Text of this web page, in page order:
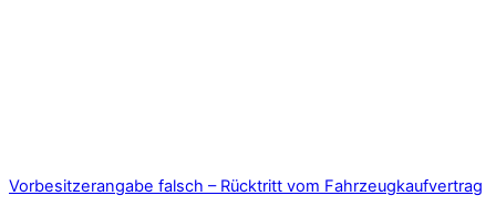
Vorbesitzerangabe falsch – Rücktritt vom Fahrzeugkaufvertrag